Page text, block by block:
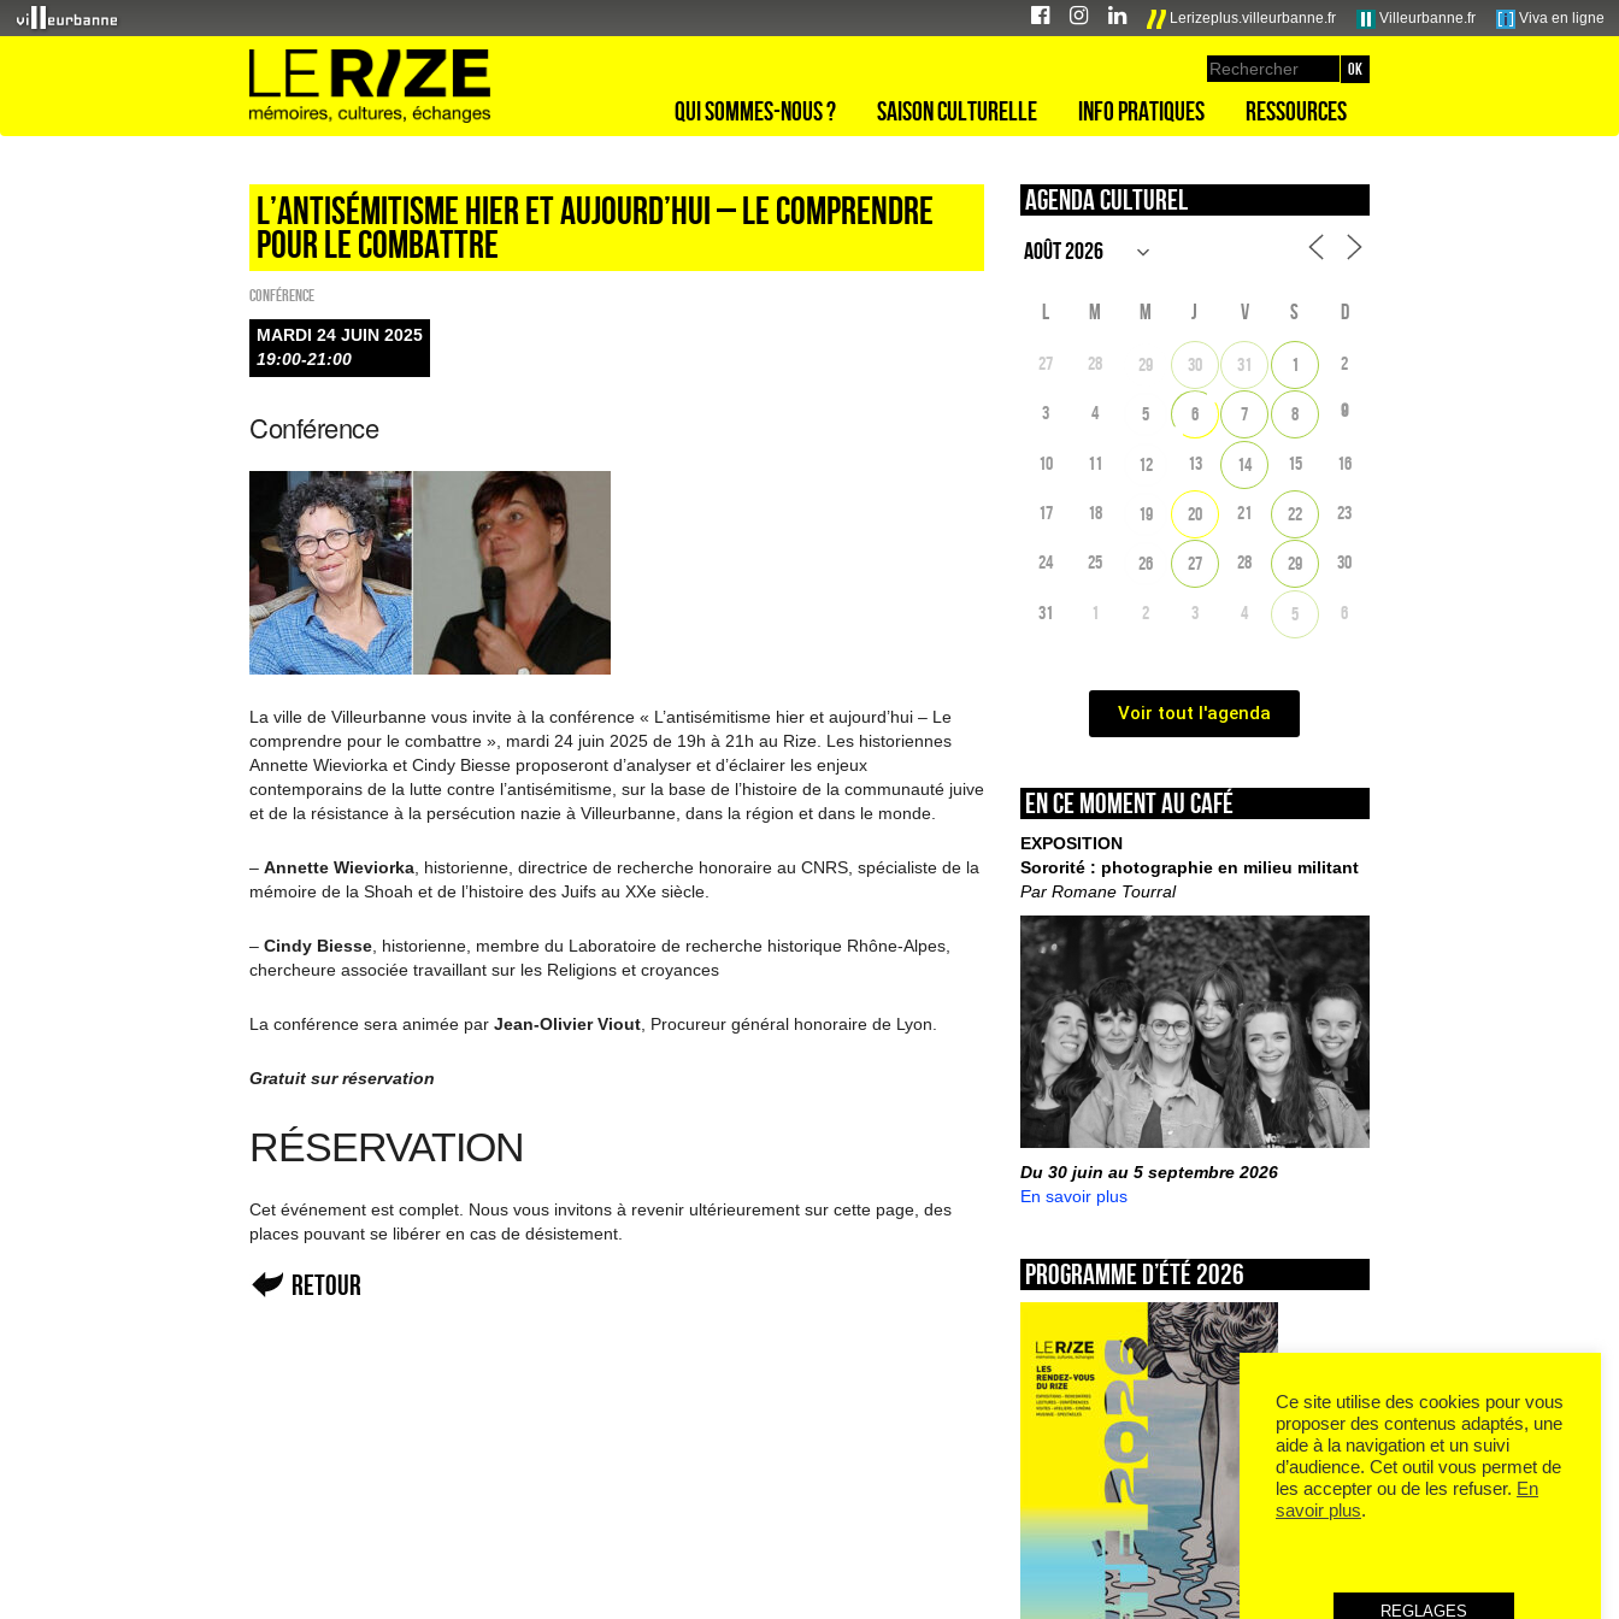
Lerizeplus.villeurbanne.fr Villeurbanne.fr Viva en ligne
Qui sommes-nous ? Saison culturelle Info pratiques Ressources
L’antisémitisme hier et aujourd’hui – Le comprendre
pour le combattre
Conférence
MARDI 24 JUIN 2025
19:00-21:00
Conférence
La ville de Villeurbanne vous invite à la conférence « L’antisémitisme hier et aujourd’hui – Le
comprendre pour le combattre », mardi 24 juin 2025 de 19h à 21h au Rize. Les historiennes
Annette Wieviorka et Cindy Biesse proposeront d’analyser et d’éclairer les enjeux
contemporains de la lutte contre l’antisémitisme, sur la base de l’histoire de la communauté juive
et de la résistance à la persécution nazie à Villeurbanne, dans la région et dans le monde.
– Annette Wieviorka , historienne, directrice de recherche honoraire au CNRS, spécialiste de la
mémoire de la Shoah et de l’histoire des Juifs au XXe siècle.
– Cindy Biesse , historienne, membre du Laboratoire de recherche historique Rhône-Alpes,
chercheure associée travaillant sur les Religions et croyances
La conférence sera animée par Jean-Olivier Viout , Procureur général honoraire de Lyon.
Gratuit sur réservation
RÉSERVATION
Cet événement est complet. Nous vous invitons à revenir ultérieurement sur cette page, des
places pouvant se libérer en cas de désistement.
Retour
Agenda culturel
L M M J V S D
27 28 29 30 31 1 2
3 4 5 6 7 8 9
10 11 12 13 14 15 16
17 18 19 20 21 22 23
24 25 26 27 28 29 30
31 1 2 3 4 5 6
Voir tout l'agenda
En ce moment au café
EXPOSITION
Sororité : photographie en milieu militant
Par Romane Tourral
Du 30 juin au 5 septembre 2026
En savoir plus
Programme d’été 2026
Ce site utilise des cookies pour vous
proposer des contenus adaptés, une
aide à la navigation et un suivi
d’audience. Cet outil vous permet de
les accepter ou de les refuser. En
savoir plus.
REGLAGES